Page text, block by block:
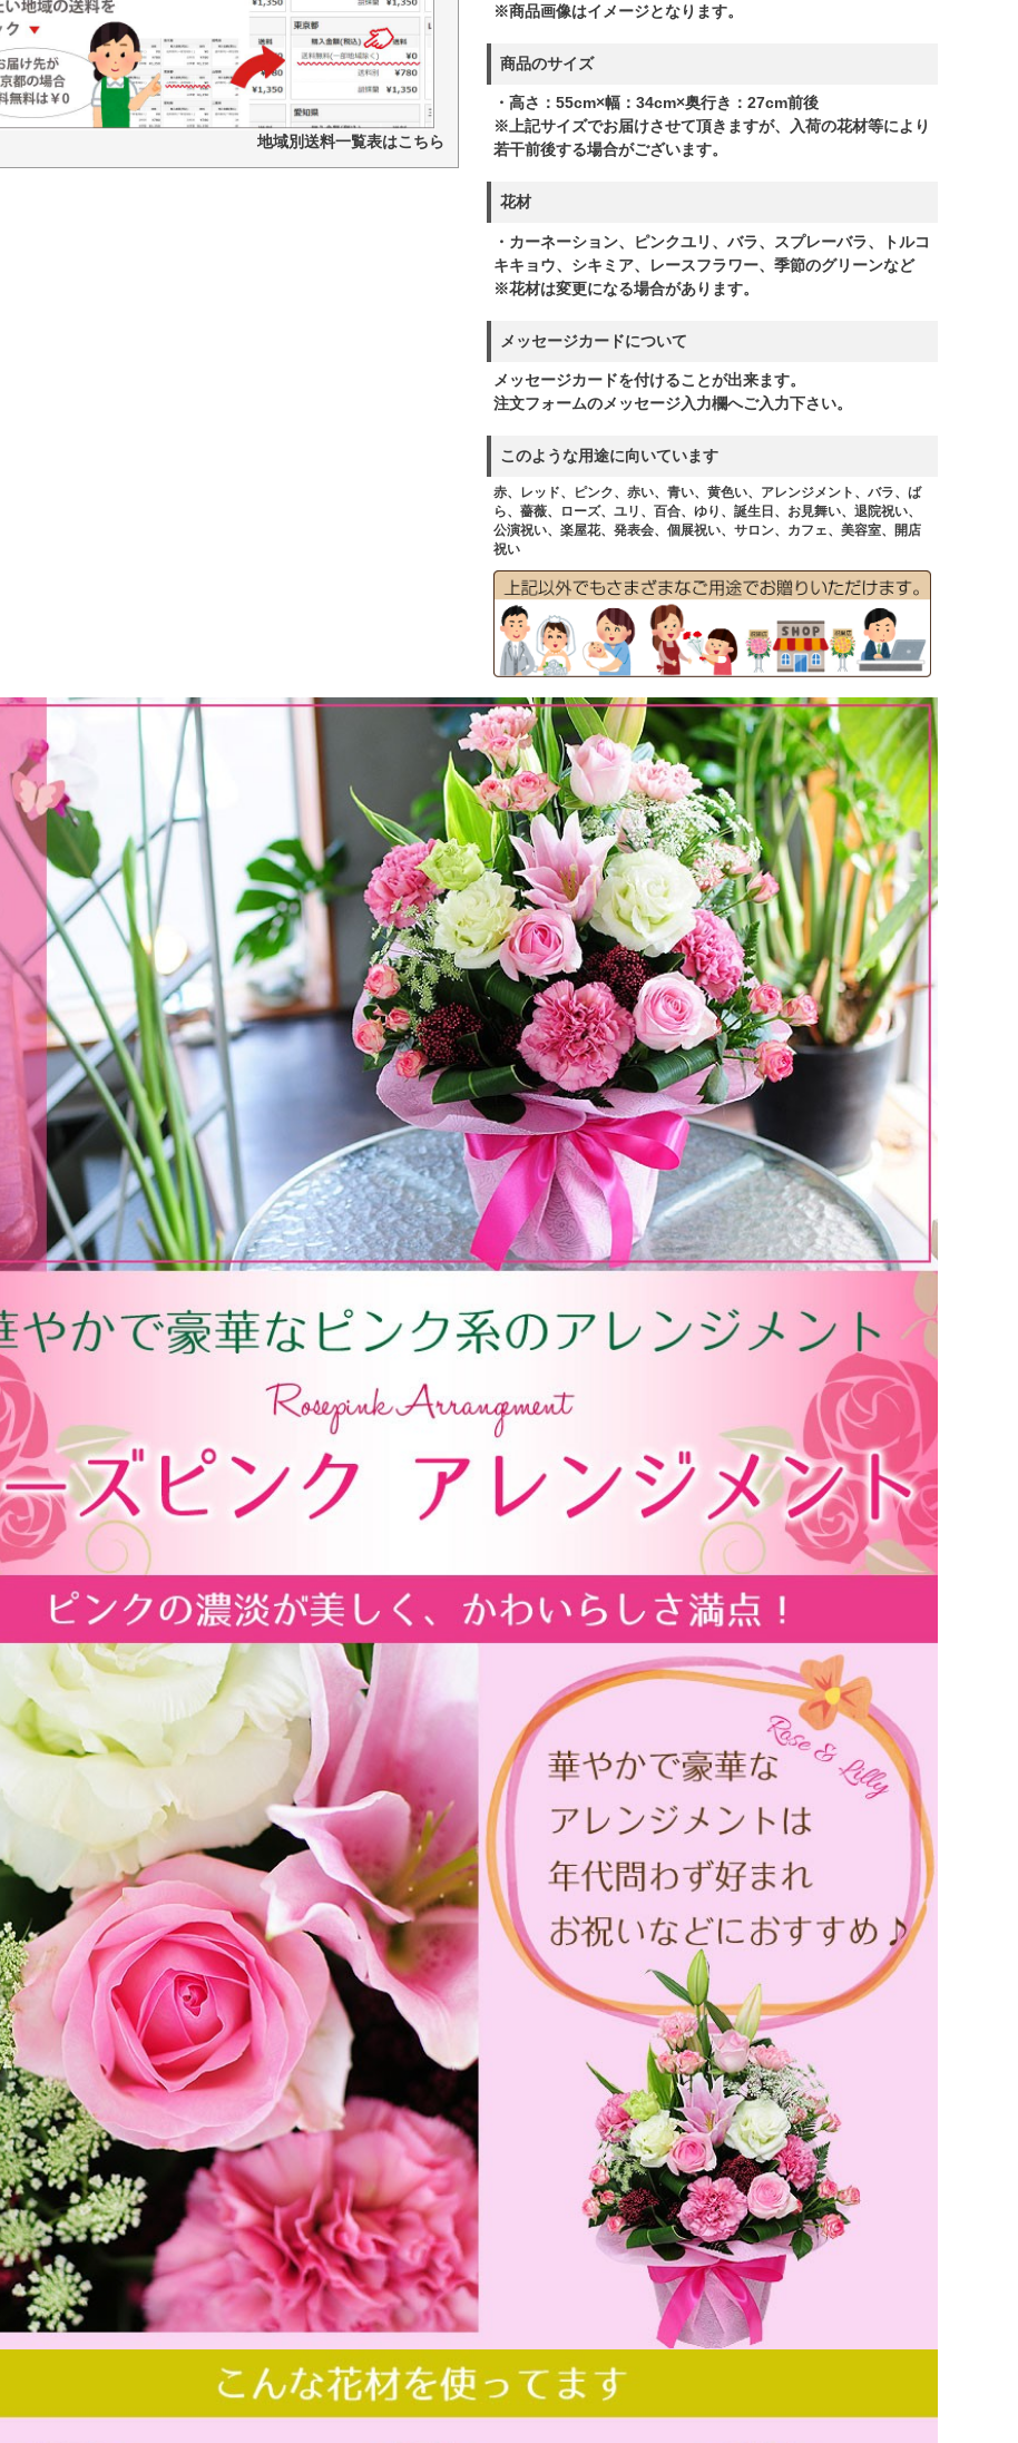
地域別送料一覧表はこちら
※商品画像はイメージとなります。
商品のサイズ
・高さ：55cm×幅：34cm×奥行き：27cm前後
※上記サイズでお届けさせて頂きますが、入荷の花材等により
若干前後する場合がございます。
花材
・カーネーション、ピンクユリ、バラ、スプレーバラ、トルコ
キキョウ、シキミア、レースフラワー、季節のグリーンなど
※花材は変更になる場合があります。
メッセージカードについて
メッセージカードを付けることが出来ます。
注文フォームのメッセージ入力欄へご入力下さい。
このような用途に向いています
赤、レッド、ピンク、赤い、青い、黄色い、アレンジメント、バラ、ば
ら、薔薇、ローズ、ユリ、百合、ゆり、誕生日、お見舞い、退院祝い、
公演祝い、楽屋花、発表会、個展祝い、サロン、カフェ、美容室、開店
祝い